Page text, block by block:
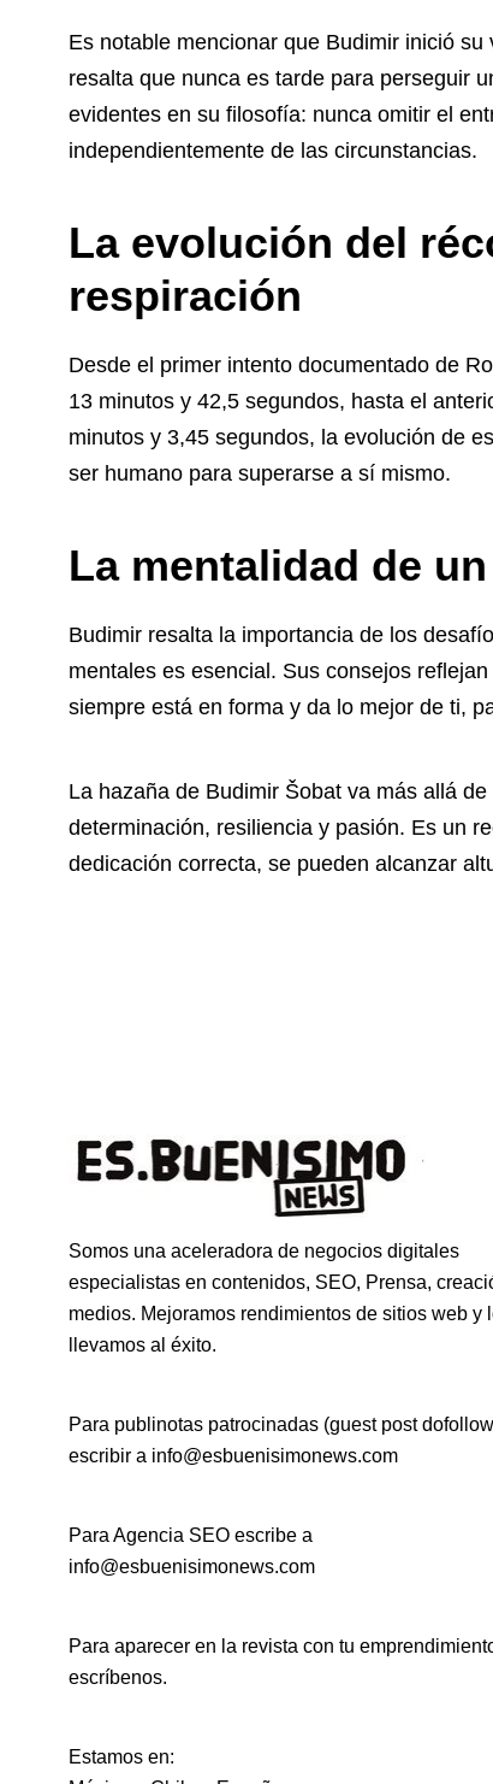
Es notable mencionar que Budimir inició
resalta que nunca es tarde para perseguir
evidentes en su filosofía: nunca omitir el
independientemente de las circunstancias.
La evolución del
respiración
Desde el primer intento documentado de
13 minutos y 42,5 segundos, hasta el
minutos y 3,45 segundos, la evolución de
ser humano para superarse a sí mismo.
La mentalidad de
Budimir resalta la importancia de los
mentales es esencial. Sus consejos
siempre está en forma y da lo mejor de ti,
La hazaña de Budimir Šobat va más allá
determinación, resiliencia y pasión. Es un
dedicación correcta, se pueden alcanzar
Somos una aceleradora de negocios digitales
especialistas en contenidos, SEO, Prensa,
medios. Mejoramos rendimientos de sitios web y
llevamos al éxito.
Para publinotas patrocinadas (guest post
escribir a info@esbuenisimonews.com
Para Agencia SEO escribe a
info@esbuenisimonews.com
Para aparecer en la revista con tu
escríbenos.
Estamos en: